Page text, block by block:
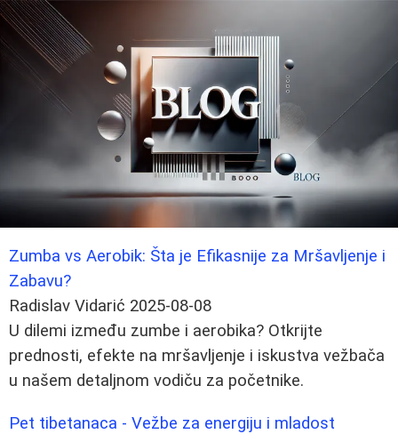
Zumba vs Aerobik: Šta je Efikasnije za Mršavljenje i
Zabavu?
Radislav Vidarić 2025-08-08
U dilemi između zumbe i aerobika? Otkrijte
prednosti, efekte na mršavljenje i iskustva vežbača
u našem detaljnom vodiču za početnike.
Pet tibetanaca - Vežbe za energiju i mladost